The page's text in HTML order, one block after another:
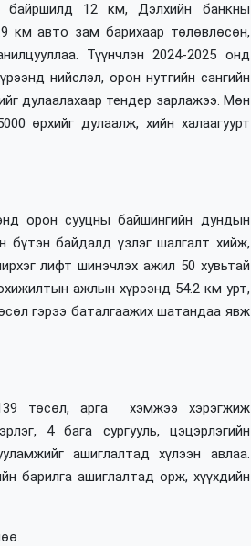
байршилд 12 км, Дэлхийн банкны
км авто зам барихаар төлөвлөсөн,
Түүнчлэн 2024-2025 онд
нийслэл, орон нутгийн сангийн
дулаалахаар тендер зарлажээ. Мөн
өрхийг дулаалж, хийн халаагуурт
орон сууцны байшингийн дундын
бүтэн байдалд үзлэг шалгалт хийж,
лифт шинэчлэх ажил 50 хувьтай
ажлын хүрээнд 54.2 км урт,
гэрээ баталгаажих шатандаа явж
139 төсөл, арга хэмжээ хэрэгжиж
4 бага сургууль, цэцэрлэгийн
ашиглалтад хүлээн авлаа.
барилга ашиглалтад орж, хүүхдийн